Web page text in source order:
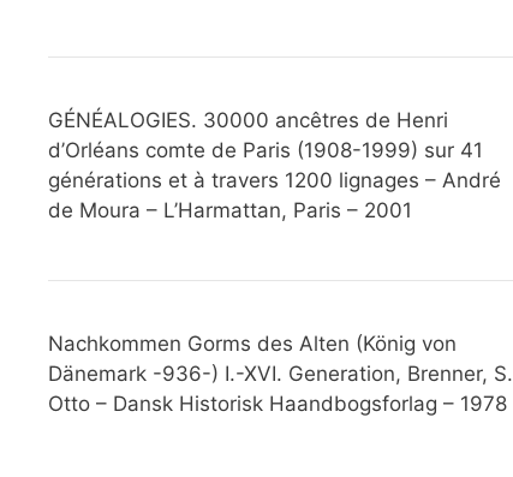
GÉNÉALOGIES. 30000 ancêtres de Henri
d’Orléans comte de Paris (1908-1999) sur 41
générations et à travers 1200 lignages – André
de Moura – L’Harmattan, Paris – 2001
Nachkommen Gorms des Alten (König von
Dänemark -936-) I.-XVI. Generation, Brenner, S.
Otto – Dansk Historisk Haandbogsforlag – 1978